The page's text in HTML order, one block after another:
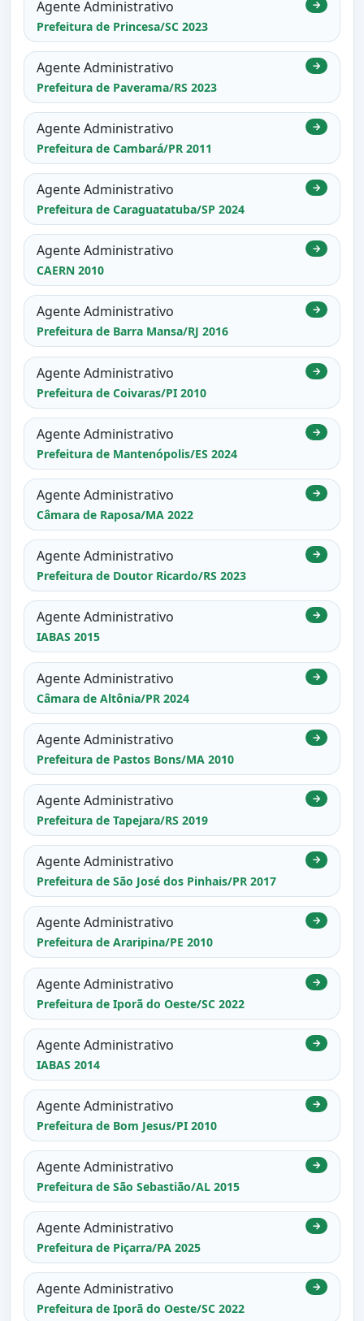
Agente Administrativo
Prefeitura de Princesa/SC 2023
→
Agente Administrativo
Prefeitura de Paverama/RS 2023
→
Agente Administrativo
Prefeitura de Cambará/PR 2011
→
Agente Administrativo
Prefeitura de Caraguatatuba/SP 2024
→
Agente Administrativo
CAERN 2010
→
Agente Administrativo
Prefeitura de Barra Mansa/RJ 2016
→
Agente Administrativo
Prefeitura de Coivaras/PI 2010
→
Agente Administrativo
Prefeitura de Mantenópolis/ES 2024
→
Agente Administrativo
Câmara de Raposa/MA 2022
→
Agente Administrativo
Prefeitura de Doutor Ricardo/RS 2023
→
Agente Administrativo
IABAS 2015
→
Agente Administrativo
Câmara de Altônia/PR 2024
→
Agente Administrativo
Prefeitura de Pastos Bons/MA 2010
→
Agente Administrativo
Prefeitura de Tapejara/RS 2019
→
Agente Administrativo
Prefeitura de São José dos Pinhais/PR 2017
→
Agente Administrativo
Prefeitura de Araripina/PE 2010
→
Agente Administrativo
Prefeitura de Iporã do Oeste/SC 2022
→
Agente Administrativo
IABAS 2014
→
Agente Administrativo
Prefeitura de Bom Jesus/PI 2010
→
Agente Administrativo
Prefeitura de São Sebastião/AL 2015
→
Agente Administrativo
Prefeitura de Piçarra/PA 2025
→
Agente Administrativo
Prefeitura de Iporã do Oeste/SC 2022
→